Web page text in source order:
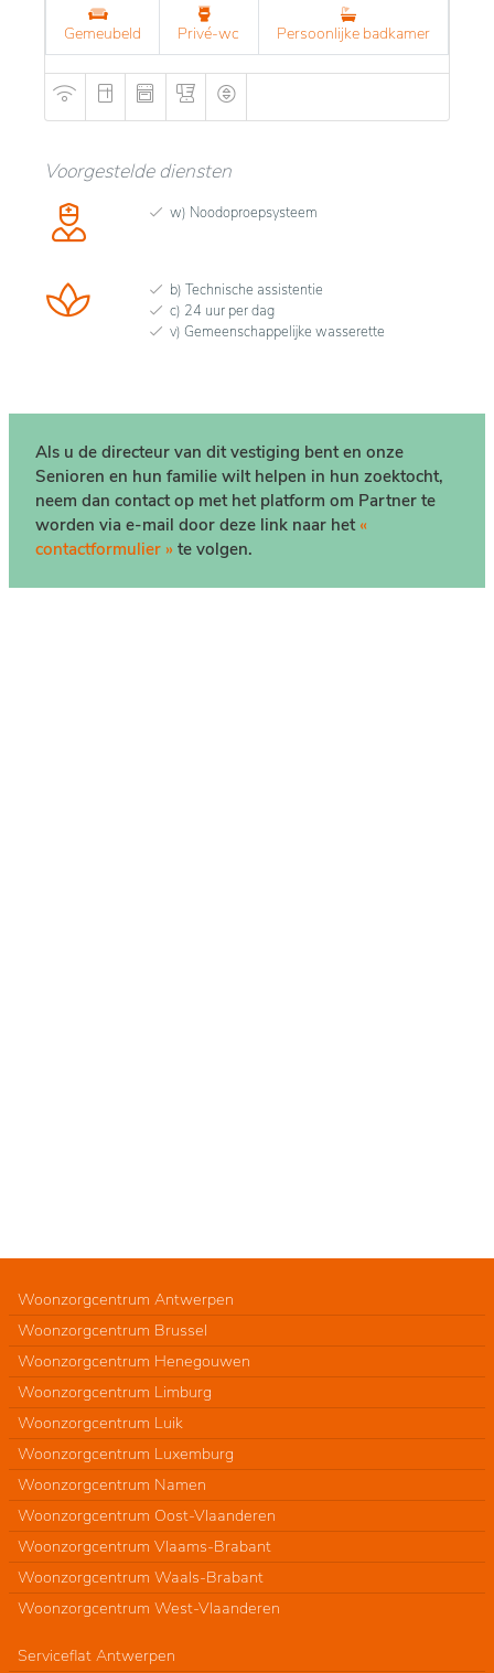
Gemeubeld Privé-wc Persoonlijke badkamer
Voorgestelde diensten
w) Noodoproepsysteem
b) Technische assistentie
c) 24 uur per dag
v) Gemeenschappelijke wasserette
Als u de directeur van dit vestiging bent en onze
Senioren en hun familie wilt helpen in hun zoektocht,
neem dan contact op met het platform om Partner te
worden via e-mail door deze link naar het «
contactformulier » te volgen.
Woonzorgcentrum Antwerpen
Woonzorgcentrum Brussel
Woonzorgcentrum Henegouwen
Woonzorgcentrum Limburg
Woonzorgcentrum Luik
Woonzorgcentrum Luxemburg
Woonzorgcentrum Namen
Woonzorgcentrum Oost-Vlaanderen
Woonzorgcentrum Vlaams-Brabant
Woonzorgcentrum Waals-Brabant
Woonzorgcentrum West-Vlaanderen
Serviceflat Antwerpen